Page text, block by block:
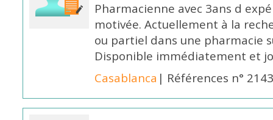
Pharmacienne avec 3ans d
motivée. Actuellement à la
ou partiel dans une pharmacie
Disponible immédiatement et
Casablanca | Références n°